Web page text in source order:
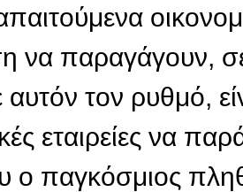
να παραγάγουν,
τον ρυθμό,
εταιρείες να
παγκόσμιος